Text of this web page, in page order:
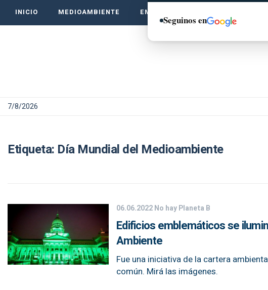
INICIO MEDIOAMBIENTE EMPRENDE VERDE
7/8/2026
Etiqueta: Día Mundial del Medioambiente
06.06.2022No hay Planeta B
Edificios emblemáticos se
Ambiente
Fue una iniciativa de la cartera
común. Mirá las imágenes.
Seguinos en